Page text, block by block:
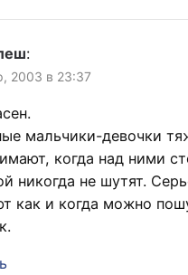
:
2003 в 23:37
мальчики-девочки
когда над ними
никогда не шутят.
как и когда можно